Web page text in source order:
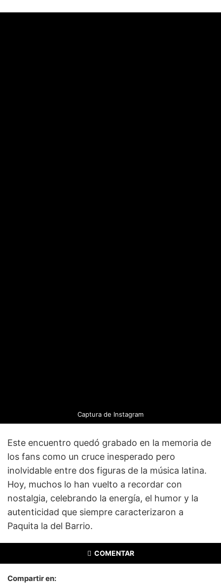
Captura de Instagram
Este encuentro quedó grabado en la memoria de
los fans como un cruce inesperado pero
inolvidable entre dos figuras de la música latina.
Hoy, muchos lo han vuelto a recordar con
nostalgia, celebrando la energía, el humor y la
autenticidad que siempre caracterizaron a
Paquita la del Barrio.
COMENTAR
Compartir en: